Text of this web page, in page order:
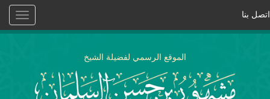
Toggle
اتصل بنا
الموقع الرسمي لفضيلة الشيخ